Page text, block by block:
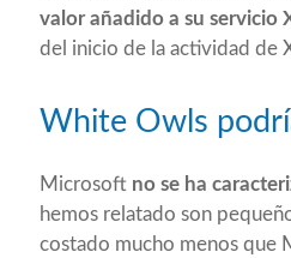
valor añadido a su servicio
del inicio de la actividad de
White Owls
Microsoft no se ha
hemos relatado son
costado mucho menos que